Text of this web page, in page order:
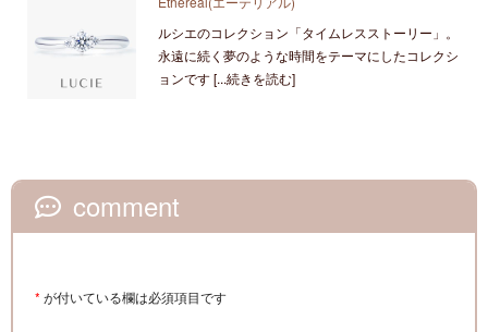
ルシエのコレクション「タイムレスストーリー」。
永遠に続く夢のような時間をテーマにしたコレクシ
ョンです [...続きを読む]
comment
* が付いている欄は必須項目です